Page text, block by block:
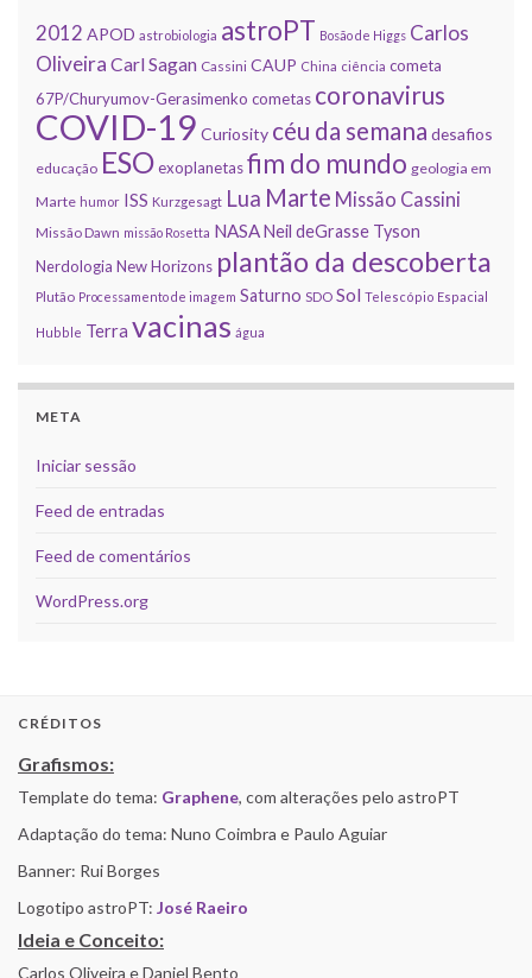
2012 APOD astrobiologia astroPT Bosão de Higgs Carlos
Oliveira Carl Sagan Cassini CAUP China ciência cometa
67P/Churyumov-Gerasimenko cometas coronavirus
COVID-19 Curiosity céu da semana desafios
educação ESOexoplanetasfim do mundo geologia em
Marte humor ISS Kurzgesagt Lua Marte Missão Cassini
Missão Dawn missão Rosetta NASANeil deGrasse Tyson
Nerdologia New Horizons plantão da descoberta
Plutão Processamento de imagem Saturno SDO Sol Telescópio Espacial
Hubble Terra vacinas água
META
Iniciar sessão
Feed de entradas
Feed de comentários
WordPress.org
CRÉDITOS
Grafismos:
Template do tema: Graphene, com alterações pelo astroPT
Adaptação do tema: Nuno Coimbra e Paulo Aguiar
Banner: Rui Borges
Logotipo astroPT: José Raeiro
Ideia e Conceito:
Carlos Oliveira e Daniel Bento